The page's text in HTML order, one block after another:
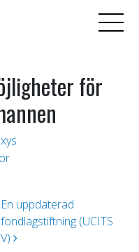
för
En uppdaterad
fondlagstiftning (UCITS
V)